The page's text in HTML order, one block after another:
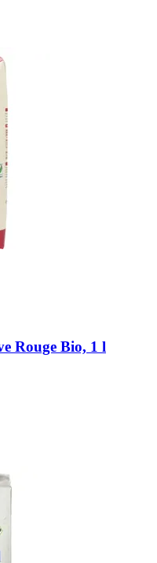
Rouge Bio, 1 l